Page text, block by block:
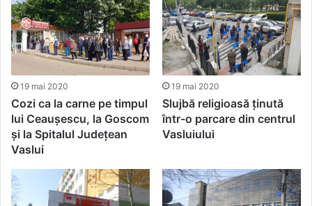
19 mai 2020
Cozi ca la carne pe timpul
lui Ceaușescu, la Goscom
și la Spitalul Județean
Vaslui
19 mai 2020
Slujbă religioasă ținută
într-o parcare din centrul
Vasluiului